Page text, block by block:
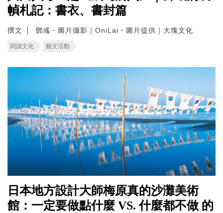
幀札記：書衣、書封篇
撰文 鄧彧・圖片攝影｜OniLai・圖片提供｜大塊文化
閱讀文化 藝文活動
日本地方設計大師梅原真的沙灘美術
館：一定要做點什麼 VS. 什麼都不做 的